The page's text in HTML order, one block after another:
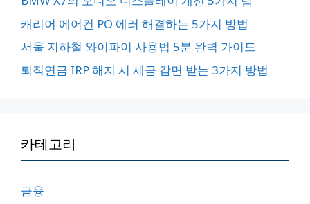
캐리어 에어컨 PO 에러 해결하는 5가지 방법
서울 지하철 와이파이 사용법 5분 완벽 가이드
퇴직연금 IRP 해지 시 세금 감면 받는 3가지 방법
카테고리
금융